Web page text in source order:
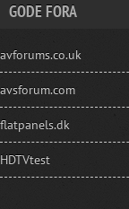
GODE FORA
avforums.co.uk
avsforum.com
flatpanels.dk
HDTVtest